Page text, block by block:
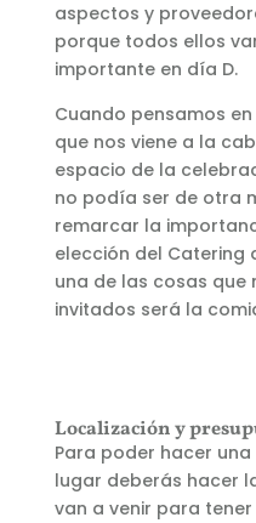
aspectos y
porque todos ellos
importante en día D.
Cuando pensamos
que nos viene a la
espacio de la
no podía ser de otra
remarcar la
elección del Catering
una de las cosas
invitados será la
Localización y
Para poder hacer
lugar deberás hacer
van a venir para